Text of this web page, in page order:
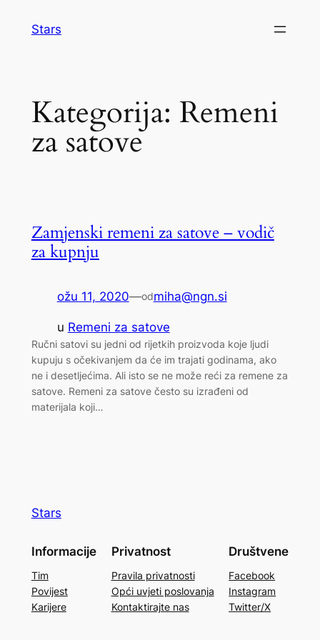
Stars
Kategorija: Remeni
za satove
Zamjenski remeni za satove – vodič
za kupnju
ožu 11, 2020—odmiha@ngn.si
u Remeni za satove
Ručni satovi su jedni od rijetkih proizvoda koje ljudi
kupuju s očekivanjem da će im trajati godinama, ako
ne i desetljećima. Ali isto se ne može reći za remene za
satove. Remeni za satove često su izrađeni od
materijala koji…
Stars
Informacije
Tim
Povijest
Karijere
Privatnost
Pravila privatnosti
Opći uvjeti poslovanja
Kontaktirajte nas
Društvene
Facebook
Instagram
Twitter/X